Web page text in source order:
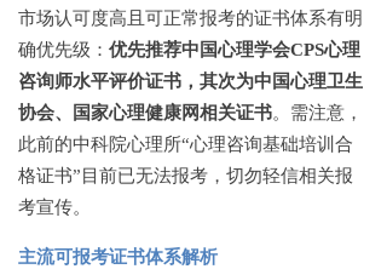
市场认可度高且可正常报考的证书体系有明
确优先级： 优先推荐中国心理学会CPS心理
咨询师水平评价证书，其次为中国心理卫生
协会、国家心理健康网相关证书。需注意，
此前的中科院心理所“心理咨询基础培训合
格证书”目前已无法报考，切勿轻信相关报
考宣传。
主流可报考证书体系解析